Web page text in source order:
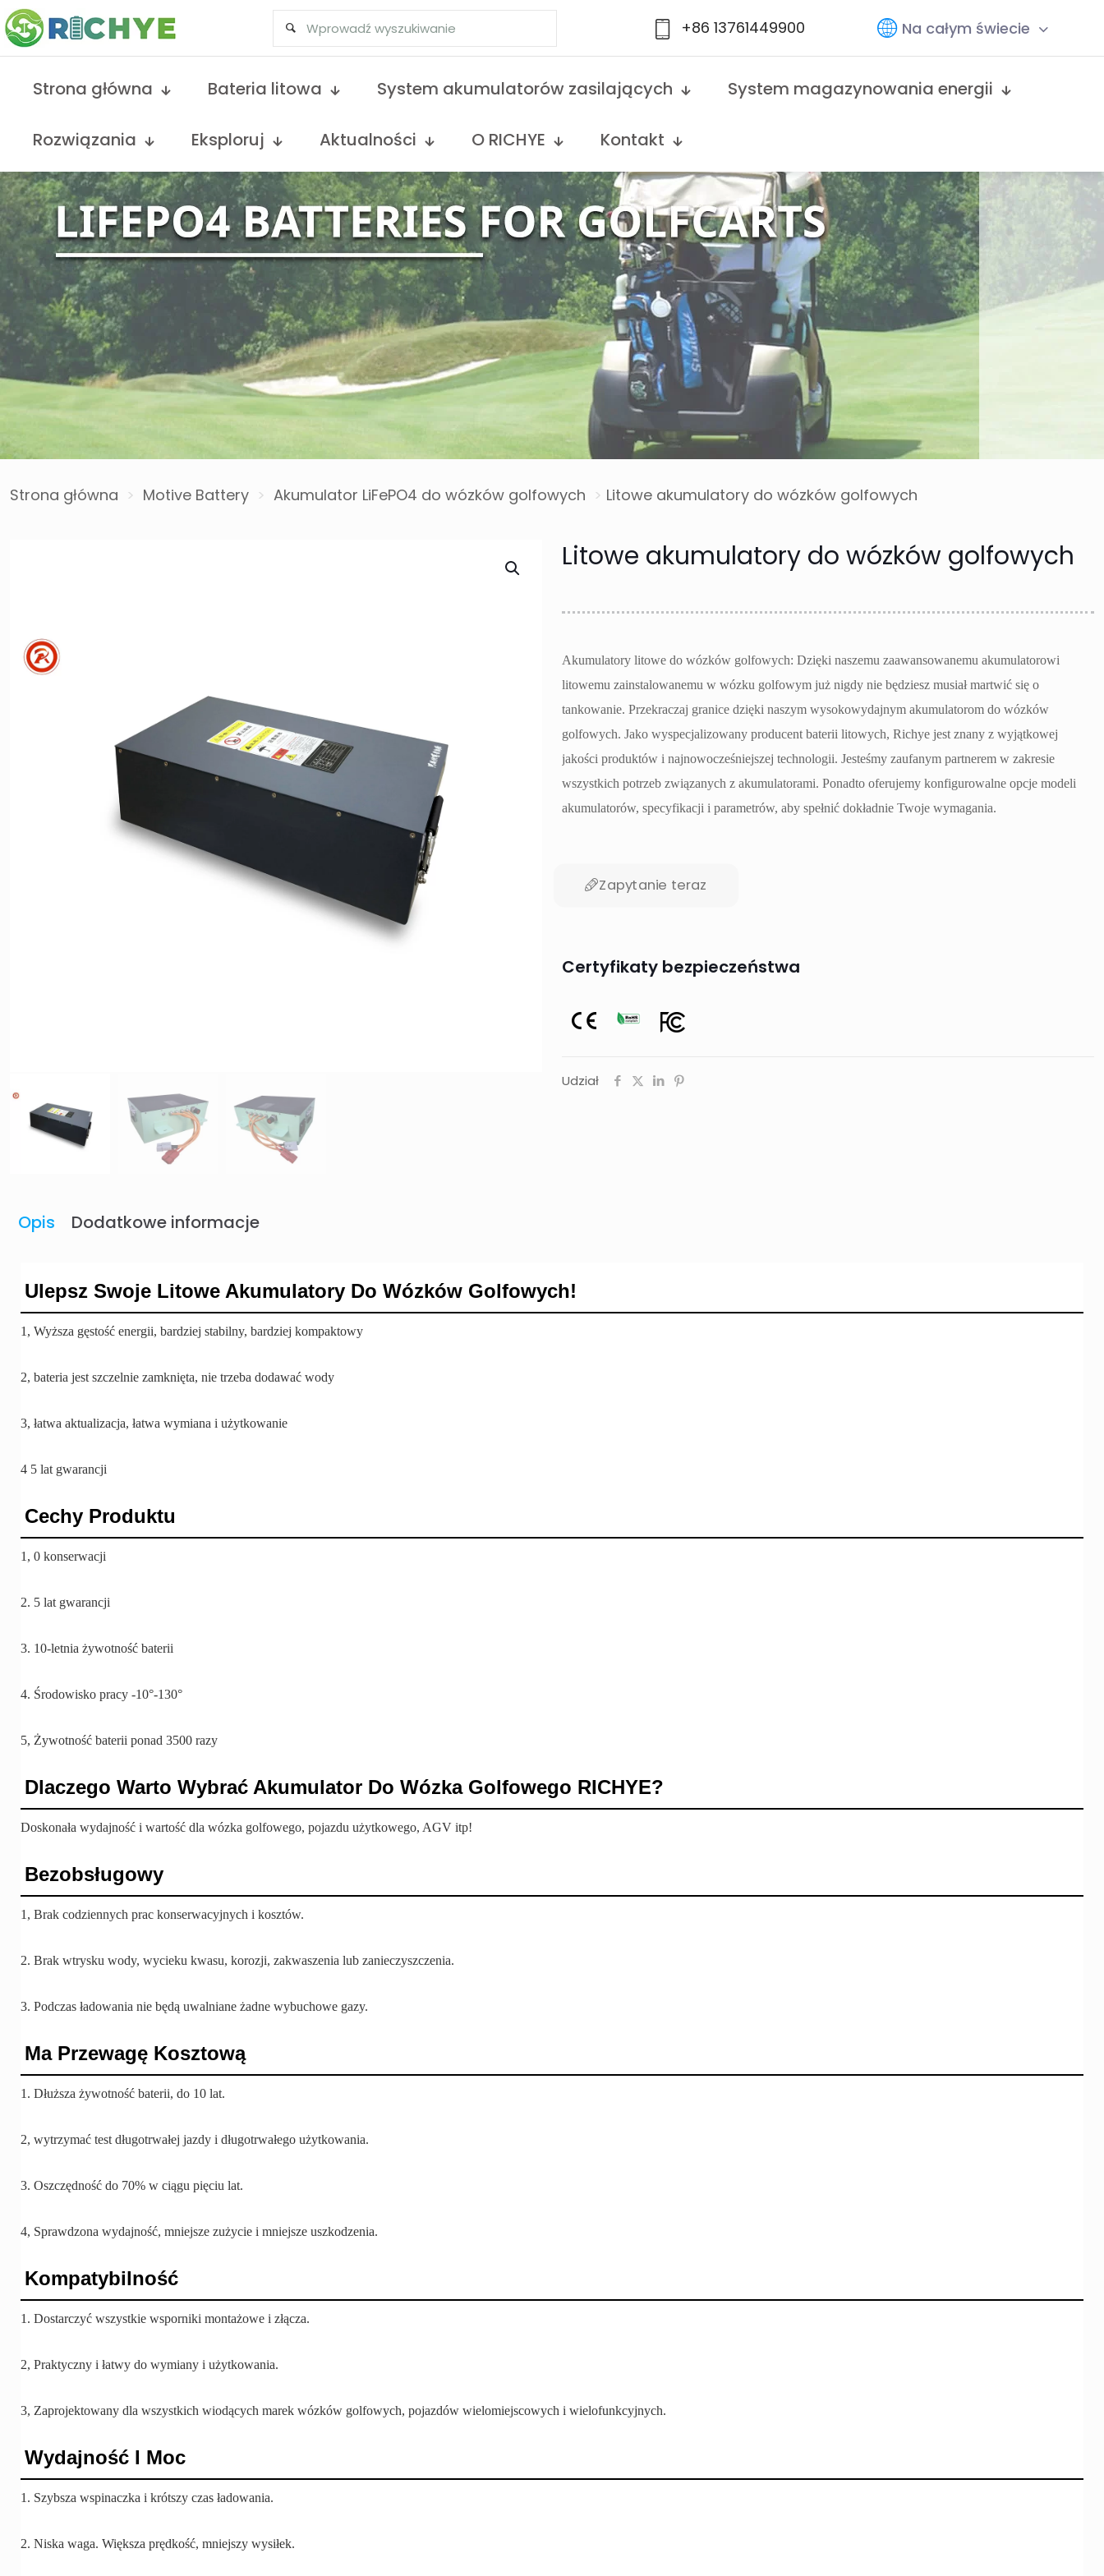
+86 13761449900 Na całym świecie
Strona główna Bateria litowa System akumulatorów zasilających System magazynowania energii
Rozwiązania Eksploruj Aktualności O RICHYE Kontakt
Strona główna > Motive Battery > Akumulator LiFePO4 do wózków golfowych > Litowe akumulatory do wózków golfowych
Litowe akumulatory do wózków golfowych
Akumulatory litowe do wózków golfowych: Dzięki naszemu zaawansowanemu akumulatorowi
litowemu zainstalowanemu w wózku golfowym już nigdy nie będziesz musiał martwić się o
tankowanie. Przekraczaj granice dzięki naszym wysokowydajnym akumulatorom do wózków
golfowych. Jako wyspecjalizowany producent baterii litowych, Richye jest znany z wyjątkowej
jakości produktów i najnowocześniejszej technologii. Jesteśmy zaufanym partnerem w zakresie
wszystkich potrzeb związanych z akumulatorami. Ponadto oferujemy konfigurowalne opcje modeli
akumulatorów, specyfikacji i parametrów, aby spełnić dokładnie Twoje wymagania.
Zapytanie teraz
Certyfikaty bezpieczeństwa
Udział
Opis Dodatkowe informacje
Ulepsz Swoje Litowe Akumulatory Do Wózków Golfowych!
1, Wyższa gęstość energii, bardziej stabilny, bardziej kompaktowy
2, bateria jest szczelnie zamknięta, nie trzeba dodawać wody
3, łatwa aktualizacja, łatwa wymiana i użytkowanie
4 5 lat gwarancji
Cechy Produktu
1, 0 konserwacji
2. 5 lat gwarancji
3. 10-letnia żywotność baterii
4. Środowisko pracy -10°-130°
5, Żywotność baterii ponad 3500 razy
Dlaczego Warto Wybrać Akumulator Do Wózka Golfowego RICHYE?
Doskonała wydajność i wartość dla wózka golfowego, pojazdu użytkowego, AGV itp!
Bezobsługowy
1, Brak codziennych prac konserwacyjnych i kosztów.
2. Brak wtrysku wody, wycieku kwasu, korozji, zakwaszenia lub zanieczyszczenia.
3. Podczas ładowania nie będą uwalniane żadne wybuchowe gazy.
Ma Przewagę Kosztową
1. Dłuższa żywotność baterii, do 10 lat.
2, wytrzymać test długotrwałej jazdy i długotrwałego użytkowania.
3. Oszczędność do 70% w ciągu pięciu lat.
4, Sprawdzona wydajność, mniejsze zużycie i mniejsze uszkodzenia.
Kompatybilność
1. Dostarczyć wszystkie wsporniki montażowe i złącza.
2, Praktyczny i łatwy do wymiany i użytkowania.
3, Zaprojektowany dla wszystkich wiodących marek wózków golfowych, pojazdów wielomiejscowych i wielofunkcyjnych.
Wydajność I Moc
1. Szybsza wspinaczka i krótszy czas ładowania.
2. Niska waga. Większa prędkość, mniejszy wysiłek.